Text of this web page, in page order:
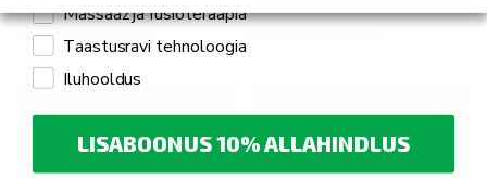
Küsi pakkumist Küsi pakkumist
Massaaž ja füsioteraapia
Taastusravi tehnoloogia
Iluhooldus
LISABOONUS 10% ALLAHINDLUS